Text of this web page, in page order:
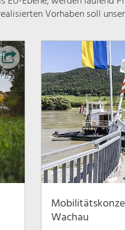
Vorhaben soll
Wachau